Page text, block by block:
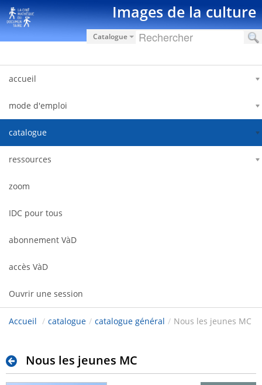
Saut au contenu Images de la culture
Catalogue
accueil
mode d'emploi
catalogue
ressources
zoom
IDC pour tous
abonnement VàD
accès VàD
Ouvrir une session
Accueil / catalogue / catalogue général / Nous les jeunes MC
Nous les jeunes MC